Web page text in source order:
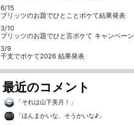
6/15
プリッツのお題でひとことボケて結果発表
3/10
プリッツのお題でひと言ボケて キャンペーン
3/9
干支でボケて2026 結果発表
最近のコメント
「それは山下美月！ 」
「ほんまかいな、そうかいな♪ 」